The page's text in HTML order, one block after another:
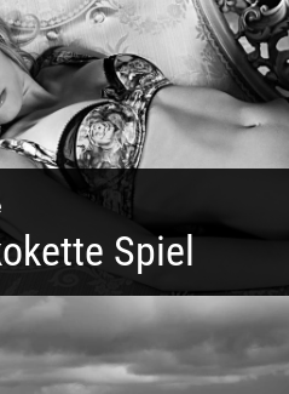
Spiel
spielerische Poesie